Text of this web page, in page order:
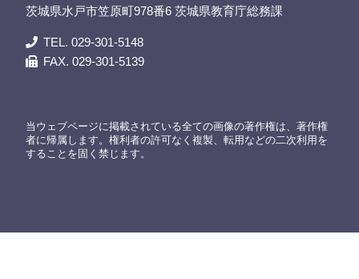
茨城県水戸市笠原町978番6 茨城県教育庁総務課
TEL. 029-301-5148
FAX. 029-301-5139
当ウェブページに掲載されている全ての画像の著作権は、著作権
者に帰属します。権利者の許可なく複製、転用などの二次利用を
することを固く禁じます。